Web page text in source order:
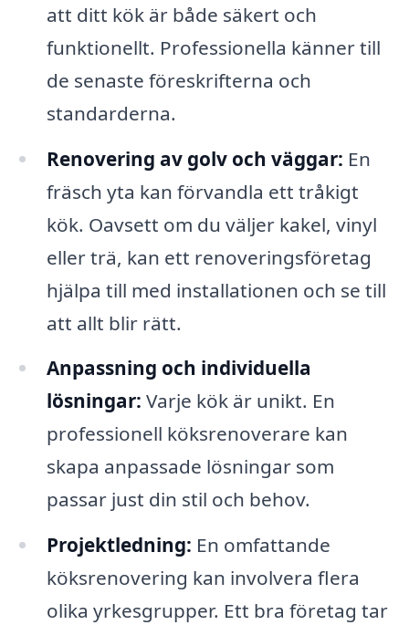
att ditt kök är både säkert och
funktionellt. Professionella känner till
de senaste föreskrifterna och
standarderna.
Renovering av golv och väggar: En
fräsch yta kan förvandla ett tråkigt
kök. Oavsett om du väljer kakel, vinyl
eller trä, kan ett renoveringsföretag
hjälpa till med installationen och se till
att allt blir rätt.
Anpassning och individuella
lösningar: Varje kök är unikt. En
professionell köksrenoverare kan
skapa anpassade lösningar som
passar just din stil och behov.
Projektledning: En omfattande
köksrenovering kan involvera flera
olika yrkesgrupper. Ett bra företag tar